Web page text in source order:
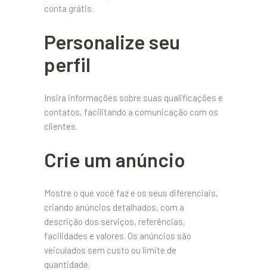
conta grátis.
Personalize seu
perfil
Insira informações sobre suas qualificações e
contatos, facilitando a comunicação com os
clientes.
Crie um anúncio
Mostre o que você faz e os seus diferenciais,
criando anúncios detalhados, com a
descrição dos serviços, referências,
facilidades e valores. Os anúncios são
veiculados sem custo ou limite de
quantidade.